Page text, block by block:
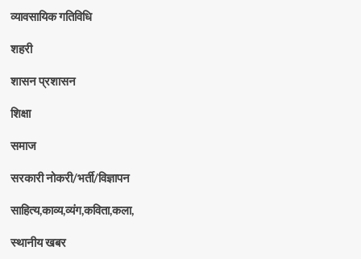
व्यावसायिक गतिविधि
शहरी
शासन प्रशासन
शिक्षा
समाज
सरकारी नोकरी/भर्ती/विज्ञापन
साहित्य,काव्य,व्यंग,कविता,कला,
स्थानीय खबर